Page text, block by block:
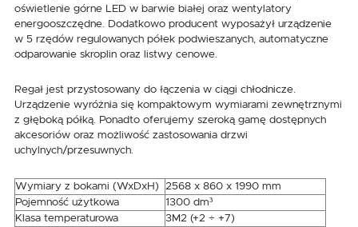
oświetlenie górne LED w barwie białej oraz wentylatory
energooszczędne. Dodatkowo producent wyposażył urządzenie
w 5 rzędów regulowanych półek podwieszanych, automatyczne
odparowanie skroplin oraz listwy cenowe.
Regał jest przystosowany do łączenia w ciągi chłodnicze.
Urządzenie wyróżnia się kompaktowym wymiarami zewnętrznymi
z głęboką półką. Ponadto oferujemy szeroką gamę dostępnych
akcesoriów oraz możliwość zastosowania drzwi
uchylnych/przesuwnych.
Wymiary z bokami (WxDxH)
2568 x 860 x 1990 mm
Pojemność użytkowa
1300 dm³
Klasa temperaturowa
3M2 (+2 ÷ +7)